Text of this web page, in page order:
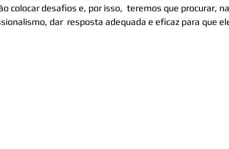
colocar desafios e, por isso,  teremos que procurar,
dar  resposta adequada e eficaz para que